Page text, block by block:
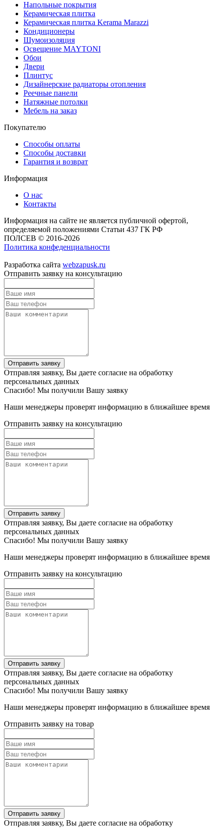
Напольные покрытия
Керамическая плитка
Керамическая плитка Kerama Marazzi
Кондиционеры
Шумоизоляция
Освещение MAYTONI
Обои
Двери
Плинтус
Дизайнерские радиаторы отопления
Реечные панели
Натяжные потолки
Мебель на заказ
Покупателю
Способы оплаты
Способы доставки
Гарантия и возврат
Информация
О нас
Контакты
Информация на сайте не является публичной офертой,
определяемой положениями Статьи 437 ГК РФ
ПОЛСЕВ © 2016-2026
Политика конфеденциальности
Разработка сайта webzapusk.ru
Отправить заявку на консультацию
Отправить заявку
Отправляя заявку, Вы даете согласие на обработку
персональных данных
Спасибо! Мы получили Вашу заявку
Наши менеджеры проверят информацию в ближайшее время
Отправить заявку на консультацию
Отправить заявку
Отправляя заявку, Вы даете согласие на обработку
персональных данных
Спасибо! Мы получили Вашу заявку
Наши менеджеры проверят информацию в ближайшее время
Отправить заявку на консультацию
Отправить заявку
Отправляя заявку, Вы даете согласие на обработку
персональных данных
Спасибо! Мы получили Вашу заявку
Наши менеджеры проверят информацию в ближайшее время
Отправить заявку на товар
Отправить заявку
Отправляя заявку, Вы даете согласие на обработку